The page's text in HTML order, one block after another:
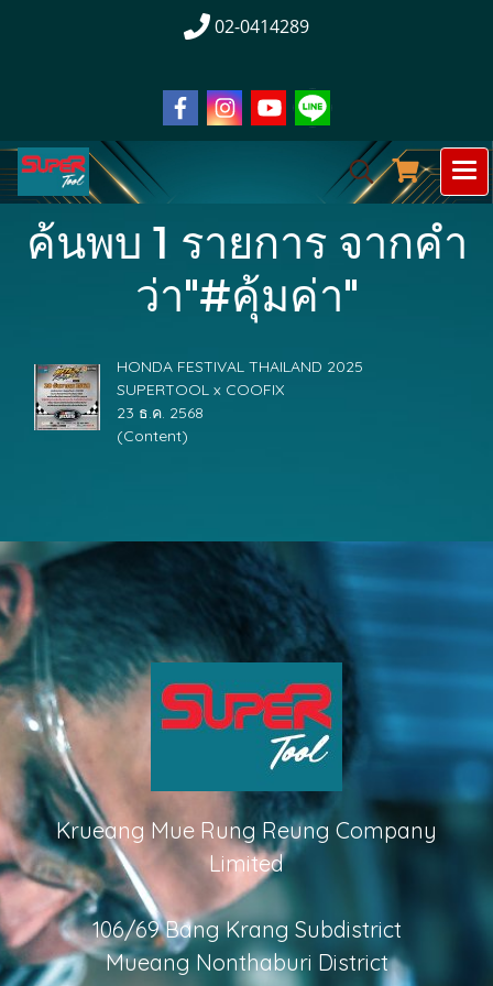
02-0414289
ค้นพบ 1 รายการ จากคำ
ว่า"#คุ้มค่า"
HONDA FESTIVAL THAILAND 2025
SUPERTOOL x COOFIX
23 ธ.ค. 2568
(Content)
Krueang Mue Rung Reung Company
Limited
106/69 Bang Krang Subdistrict
Mueang Nonthaburi District